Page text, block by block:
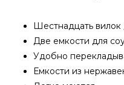
Шестнадцать вилок
Две емкости для
Удобно
Емкости из